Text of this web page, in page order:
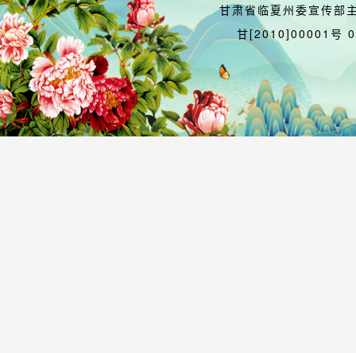
甘肃省临夏州委宣传部
甘[2010]00001号